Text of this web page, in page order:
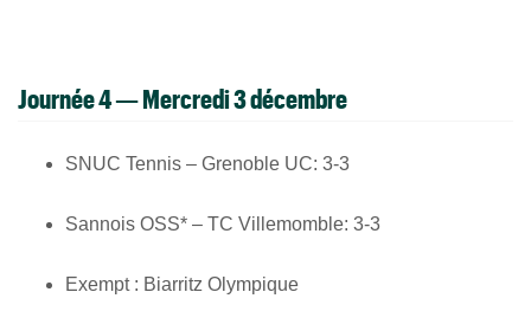
Journée 4 — Mercredi 3 décembre
SNUC Tennis – Grenoble UC: 3-3
Sannois OSS* – TC Villemomble: 3-3
Exempt : Biarritz Olympique